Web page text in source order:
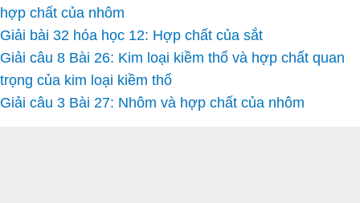
hợp chất của nhôm
Giải bài 32 hóa học 12: Hợp chất của sắt
Giải câu 8 Bài 26: Kim loại kiềm thổ và hợp chất quan
trọng của kim loại kiềm thổ
Giải câu 3 Bài 27: Nhôm và hợp chất của nhôm